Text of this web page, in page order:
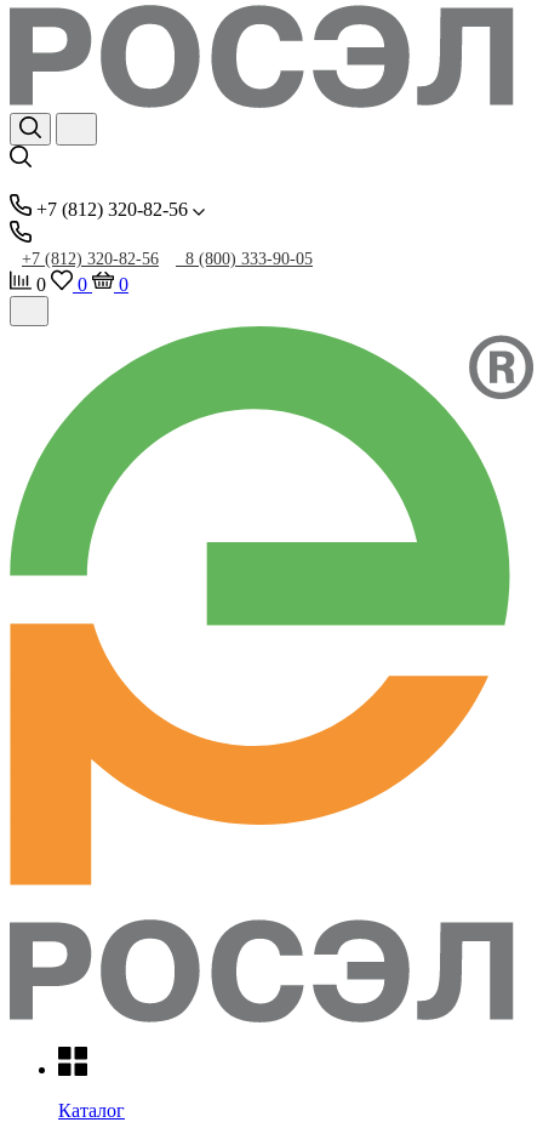
+7 (812) 320-82-56
+7 (812) 320-82-56 8 (800) 333-90-05
0 0 0
Каталог